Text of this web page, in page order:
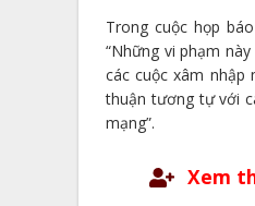
Trong cuộc họp
“Những vi phạm
các cuộc xâm nhập
thuận tương tự với
mạng”.
Xem